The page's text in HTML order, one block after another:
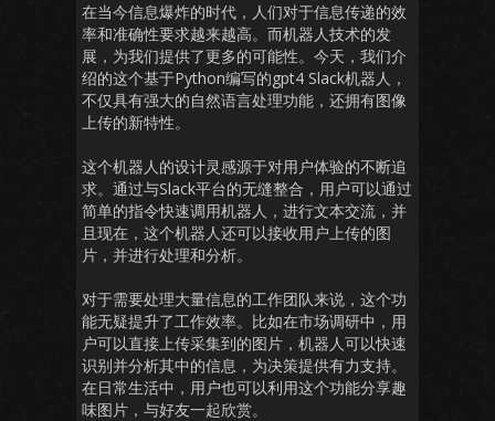
在当今信息爆炸的时代，人们对于信息传递的效
率和准确性要求越来越高。而机器人技术的发
展，为我们提供了更多的可能性。今天，我们介
绍的这个基于Python编写的gpt4 Slack机器人，
不仅具有强大的自然语言处理功能，还拥有图像
上传的新特性。
这个机器人的设计灵感源于对用户体验的不断追
求。通过与Slack平台的无缝整合，用户可以通过
简单的指令快速调用机器人，进行文本交流，并
且现在，这个机器人还可以接收用户上传的图
片，并进行处理和分析。
对于需要处理大量信息的工作团队来说，这个功
能无疑提升了工作效率。比如在市场调研中，用
户可以直接上传采集到的图片，机器人可以快速
识别并分析其中的信息，为决策提供有力支持。
在日常生活中，用户也可以利用这个功能分享趣
味图片，与好友一起欣赏。